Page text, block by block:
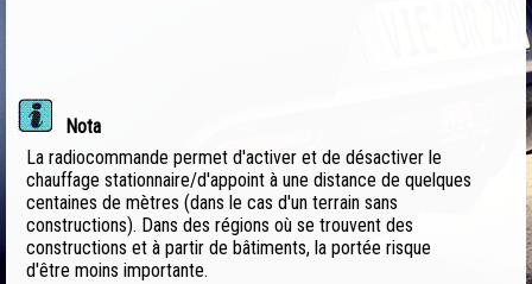
Nota
La radiocommande permet d'activer et de désactiver le
chauffage stationnaire/d'appoint à une distance de quelques
centaines de mètres (dans le cas d'un terrain sans
constructions). Dans des régions où se trouvent des
constructions et à partir de bâtiments, la portée risque
d'être moins importante.